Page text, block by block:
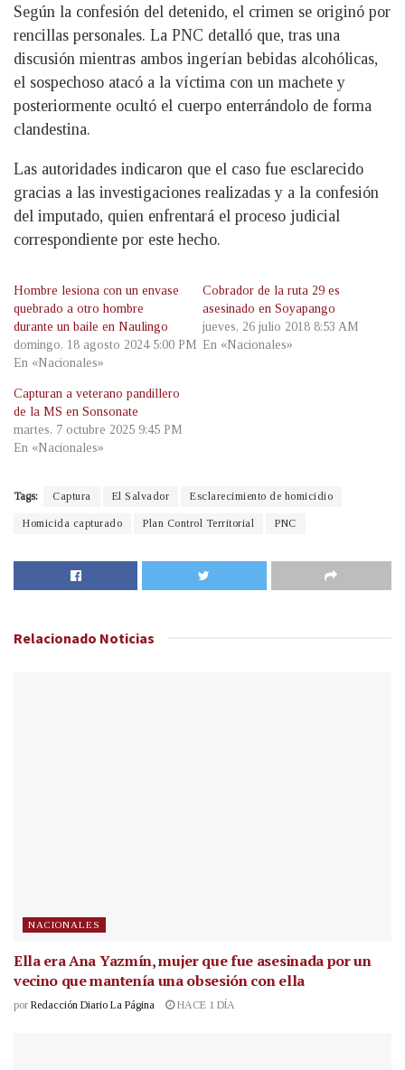
Según la confesión del detenido, el crimen se originó por
rencillas personales. La PNC detalló que, tras una
discusión mientras ambos ingerían bebidas alcohólicas,
el sospechoso atacó a la víctima con un machete y
posteriormente ocultó el cuerpo enterrándolo de forma
clandestina.
Las autoridades indicaron que el caso fue esclarecido
gracias a las investigaciones realizadas y a la confesión
del imputado, quien enfrentará el proceso judicial
correspondiente por este hecho.
Hombre lesiona con un envase
quebrado a otro hombre
durante un baile en Naulingo
domingo, 18 agosto 2024 5:00 PM
En «Nacionales»
Cobrador de la ruta 29 es
asesinado en Soyapango
jueves, 26 julio 2018 8:53 AM
En «Nacionales»
Capturan a veterano pandillero
de la MS en Sonsonate
martes, 7 octubre 2025 9:45 PM
En «Nacionales»
Tags: Captura El Salvador Esclarecimiento de homicidio
Homicida capturado Plan Control Territorial PNC
Relacionado Noticias
NACIONALES
Ella era Ana Yazmín, mujer que fue asesinada por un
vecino que mantenía una obsesión con ella
por Redacción Diario La Página HACE 1 DÍA